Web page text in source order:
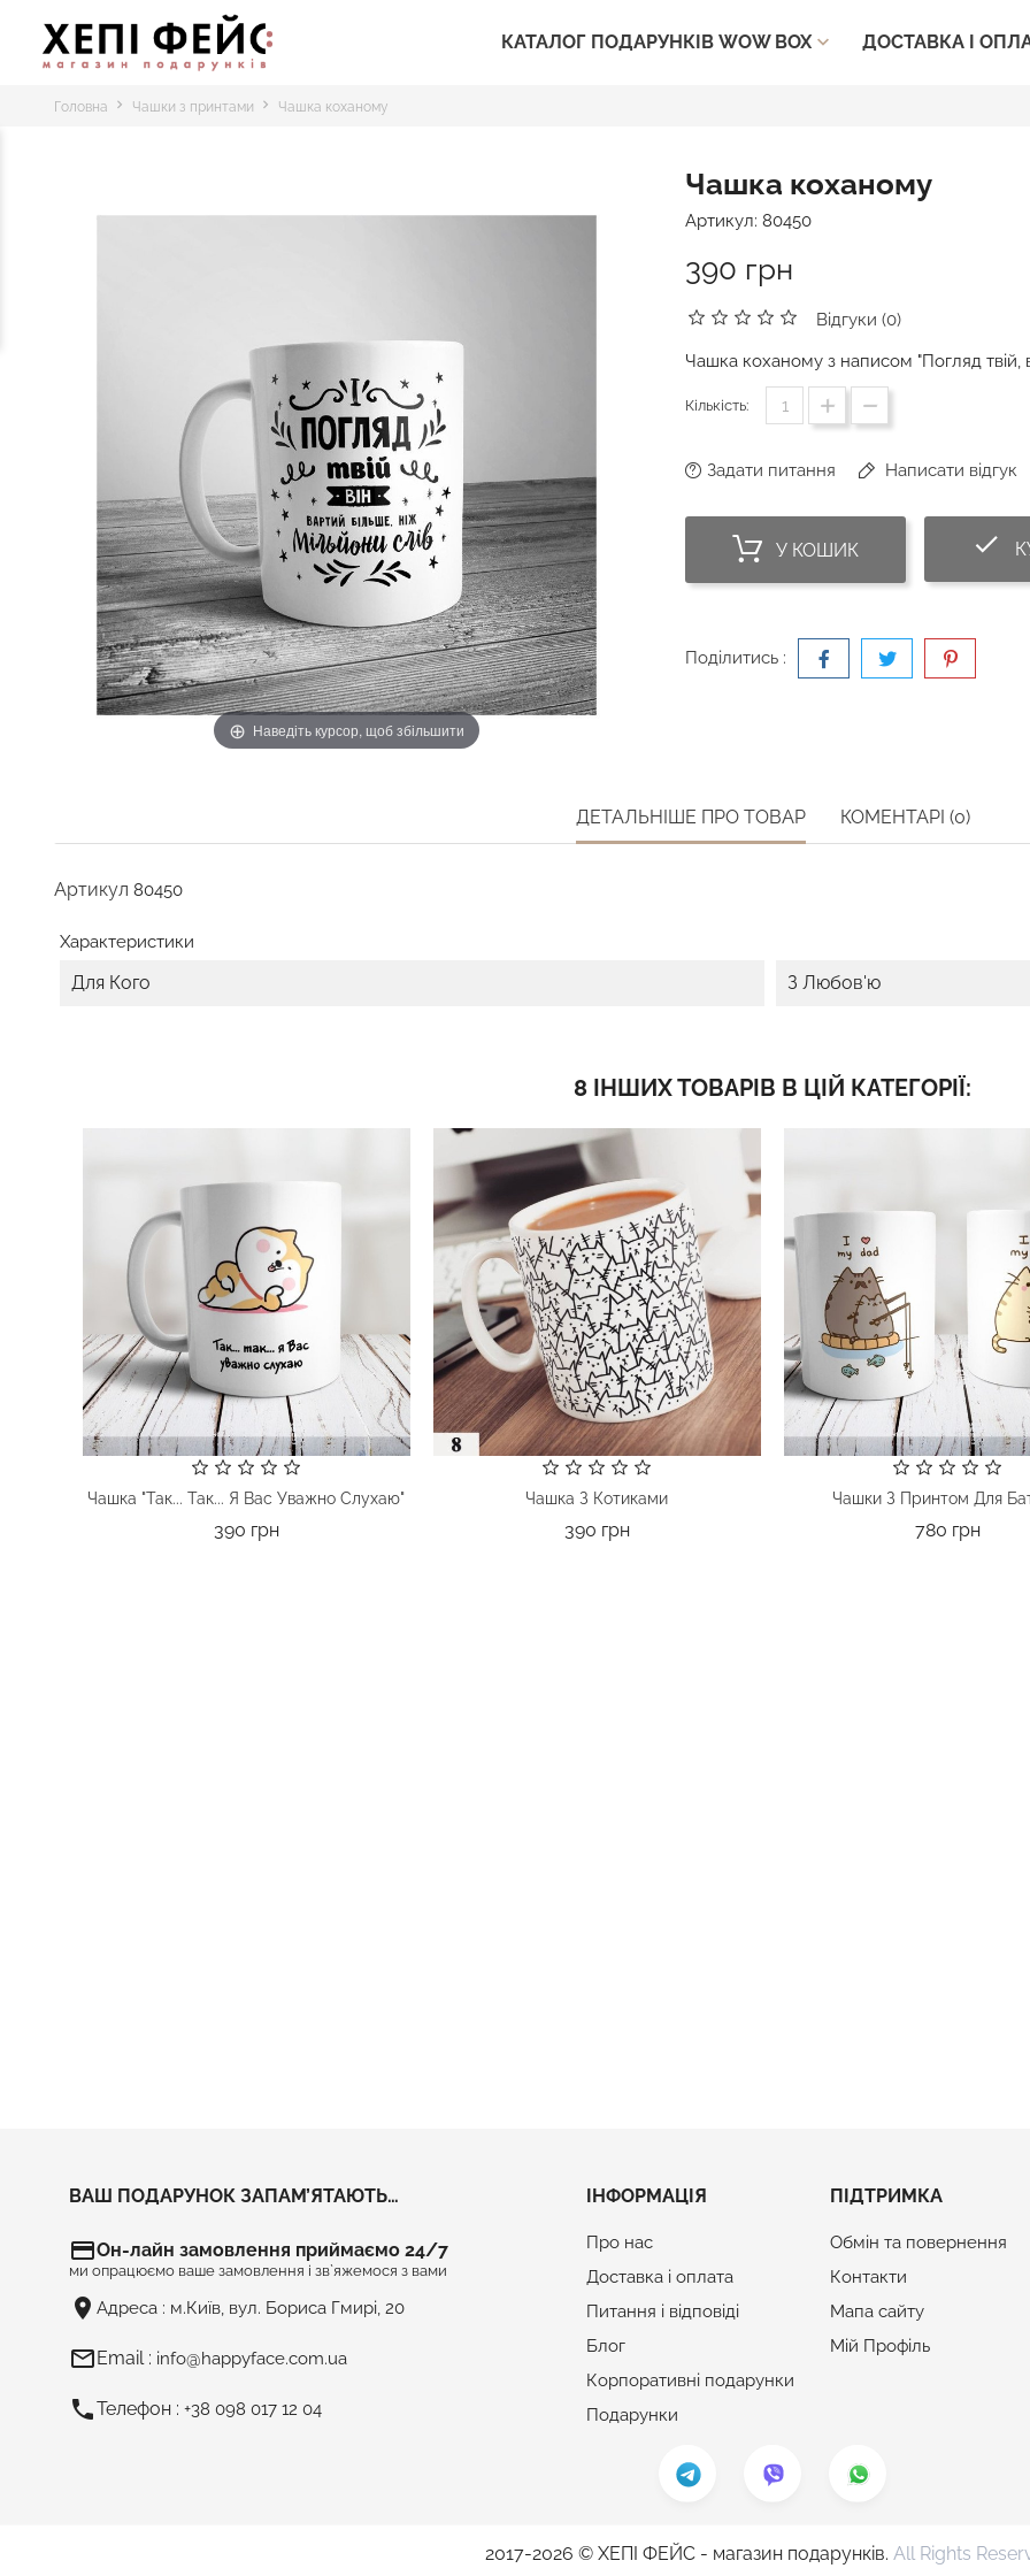
КАТАЛОГ ПОДАРУНКІВ WOW BOX  ДОСТАВКА І
Головна Чашки з принтами Чашка коханому
Наведіть курсор, щоб збільшити
Чашка коханому
Артикул: 80450
390 грн
Відгуки (0)
Чашка коханому з написом "Погляд твій,
Кількість:
Задати питання Написати відгук
У КОШИК
Поділитись :
ДЕТАЛЬНІШЕ ПРО ТОВАР КОМЕНТАРІ (0)
Артикул 80450
Характеристики
Для Кого З Любов'ю
8 ІНШИХ ТОВАРІВ В ЦІЙ КАТЕГОРІЇ:
Чашка "Так... Так... Я Вас Уважно Слухаю"
390 грнЦіна
Чашка З Котиками
390 грнЦіна
Чашки З Принтом Для
780 грнЦіна
ВАШ ПОДАРУНОК ЗАПАМ’ЯТАЮТЬ…
credit_cardОн-лайн замовлення приймаємо 24/7
ми опрацюємо ваше замовлення і зв`яжемося з вами
roomАдреса : м.Київ, вул. Бориса Гмирі, 20
mail_outlineEmail : info@happyface.com.ua
phoneТелефон : +38 098 017 12 04
ІНФОРМАЦІЯ
Про нас
Доставка і оплата
Питання і відповіді
Блог
Корпоративні подарунки
Подарунки
ПІДТРИМКА
Обмін та повернення
Контакти
Мапа сайту
Мій Профіль
2017-2026 © ХЕПІ ФЕЙС - магазин подарунків. All Rights